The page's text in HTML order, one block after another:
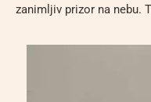
zanimljiv prizor na nebu.